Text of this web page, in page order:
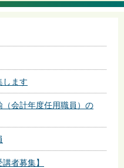
します
会計年度任用職員）の
者募集】